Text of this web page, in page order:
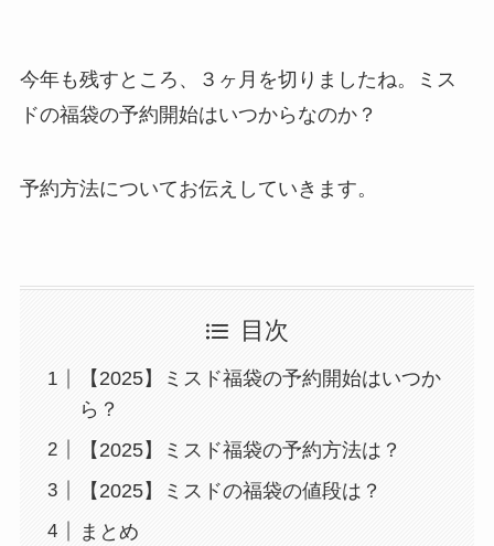
今年も残すところ、３ヶ月を切りましたね。ミス
ドの福袋の予約開始はいつからなのか？
予約方法についてお伝えしていきます。
目次
【2025】ミスド福袋の予約開始はいつか
ら？
【2025】ミスド福袋の予約方法は？
【2025】ミスドの福袋の値段は？
まとめ